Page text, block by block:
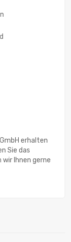
erhalten
Sie das
Ihnen gerne